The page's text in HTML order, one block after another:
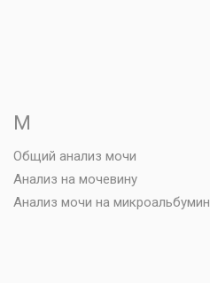
М
Общий анализ мочи
Анализ на мочевину
Анализ мочи на микроальбумин